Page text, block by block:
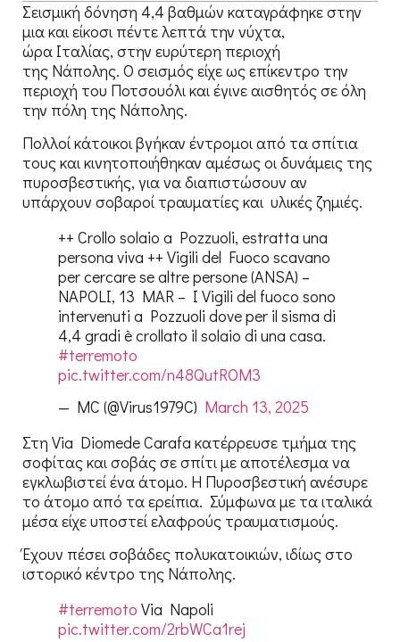
Σεισμική δόνηση 4,4 βαθμών καταγράφηκε στην
μια και είκοσι πέντε λεπτά την νύχτα,
ώρα Ιταλίας, στην ευρύτερη περιοχή
της Νάπολης. Ο σεισμός είχε ως επίκεντρο την
περιοχή του Ποτσουόλι και έγινε αισθητός σε όλη
την πόλη της Νάπολης.
Πολλοί κάτοικοι βγήκαν έντρομοι από τα σπίτια
τους και κινητοποιήθηκαν αμέσως οι δυνάμεις της
πυροσβεστικής, για να διαπιστώσουν αν
υπάρχουν σοβαροί τραυματίες και υλικές ζημιές.
++ Crollo solaio a Pozzuoli, estratta una
persona viva ++ Vigili del Fuoco scavano
per cercare se altre persone (ANSA) –
NAPOLI, 13 MAR – I Vigili del fuoco sono
intervenuti a Pozzuoli dove per il sisma di
4,4 gradi è crollato il solaio di una casa.
#terremoto
pic.twitter.com/n48QutROM3
— MC (@Virus1979C) March 13, 2025
Στη Via Diomede Carafa κατέρρευσε τμήμα της
σοφίτας και σοβάς σε σπίτι με αποτέλεσμα να
εγκλωβιστεί ένα άτομο. Η Πυροσβεστική ανέσυρε
το άτομο από τα ερείπια. Σύμφωνα με τα ιταλικά
μέσα είχε υποστεί ελαφρούς τραυματισμούς.
Έχουν πέσει σοβάδες πολυκατοικιών, ιδίως στο
ιστορικό κέντρο της Νάπολης.
#terremoto Via Napoli
pic.twitter.com/2rbWCa1rej